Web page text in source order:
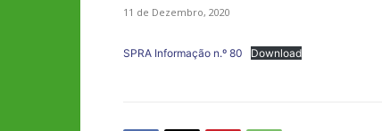
11 de Dezembro, 2020
SPRA Informação n.º 80 Download